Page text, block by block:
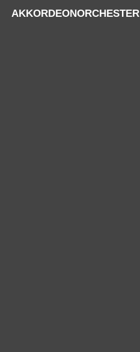
AKKORDEONORCHESTER